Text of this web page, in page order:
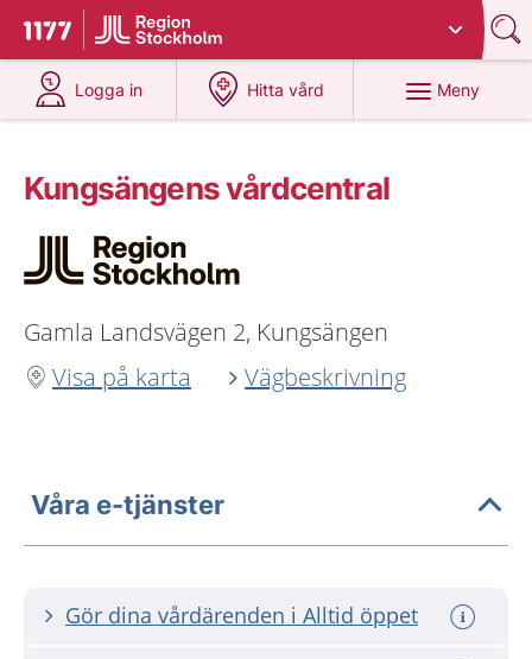
Till startsidan för 1177
Du har valt region
Logga in
på 1177.se
Hitta vård
på 1177.se
Meny
Kungsängens vårdcentral
Gamla Landsvägen 2, Kungsängen
Visa på karta
Vägbeskrivning
Våra e-tjänster
Gör dina vårdärenden i Alltid öppet